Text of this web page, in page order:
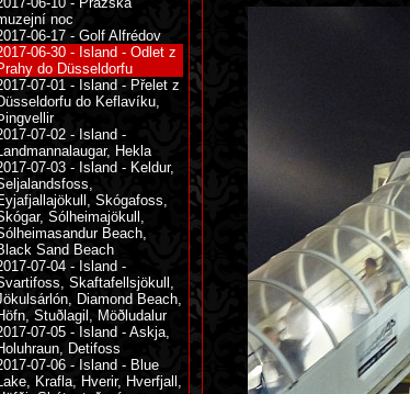
noc
06-17 - Golf Alfrédov
06-30 - Island - Odlet z
do Düsseldorfu
07-01 - Island - Přelet z
do Keflavíku,
07-02 - Island -
Hekla
07-03 - Island - Keldur,
Skógafoss,
Sólheimajökull,
Beach,
Sand Beach
07-04 - Island -
Skaftafellsjökull,
Diamond Beach,
Stuðlagil, Möðludalur
07-05 - Island - Askja,
Detifoss
07-06 - Island - Blue
Krafla, Hverir, Hverfjall,